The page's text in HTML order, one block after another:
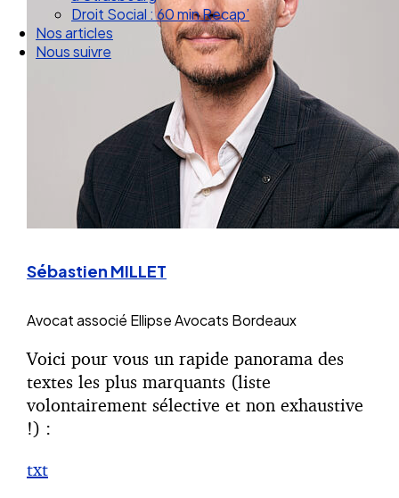
Nos articles
Nous suivre
Sébastien MILLET
Avocat associé Ellipse Avocats Bordeaux
Voici pour vous un rapide panorama des
textes les plus marquants (liste
volontairement sélective et non exhaustive
!) :
txt